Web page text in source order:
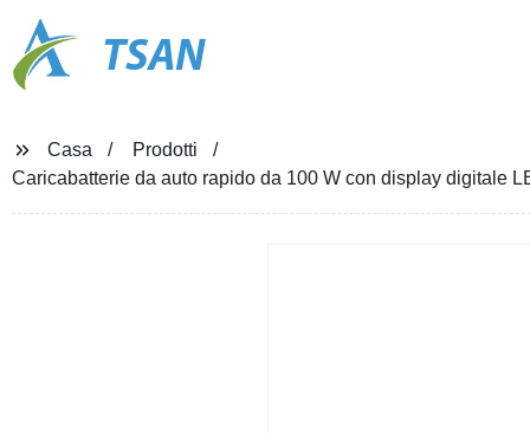
TSAN
Casa
Prodotti
Caricabatterie da auto rapido da 100 W con display digitale